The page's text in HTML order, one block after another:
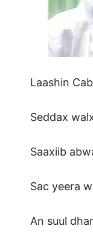
Laashin
Seddax
Saaxiib
Sac yeera
An suul